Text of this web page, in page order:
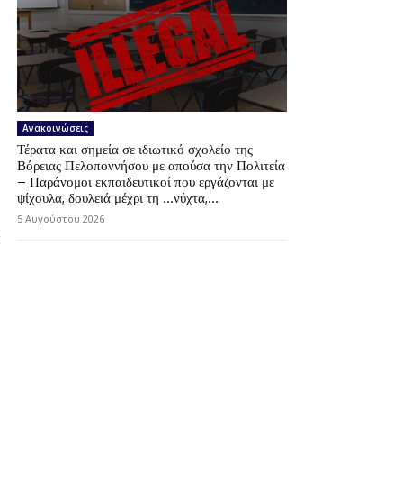
Ανακοινώσεις
Τέρατα και σημεία σε ιδιωτικό σχολείο της
Βόρειας Πελοποννήσου με απούσα την Πολιτεία
– Παράνομοι εκπαιδευτικοί που εργάζονται με
ψίχουλα, δουλειά μέχρι τη …νύχτα,...
5 Αυγούστου 2026